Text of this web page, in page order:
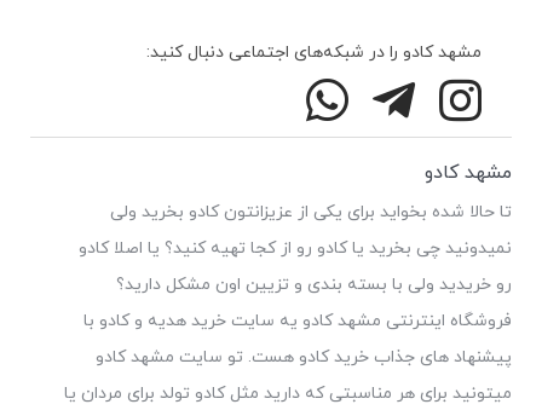
مشهد کادو را در شبکه‌های اجتماعی دنبال کنید:
مشهد کادو
تا حالا شده بخواید برای یکی از عزیزانتون کادو بخرید ولی
نمیدونید چی بخرید یا کادو رو از کجا تهیه کنید؟ یا اصلا کادو
رو خریدید ولی با بسته بندی و تزیین اون مشکل دارید؟
فروشگاه اینترنتی مشهد کادو یه سایت خرید هدیه و کادو با
پیشنهاد های جذاب خرید کادو هست. تو سایت مشهد کادو
میتونید برای هر مناسبتی که دارید مثل کادو تولد برای مردان یا